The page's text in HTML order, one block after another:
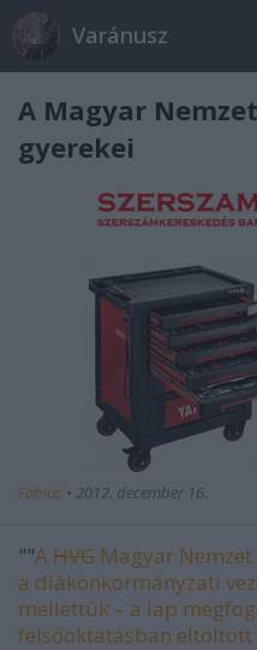
Varánusz
A Magyar
gyerekei
Fabius • 2012. december 16.
""AHVG Magyar
a diákönkormányzati
mellettük – a lap
felsőoktatásban